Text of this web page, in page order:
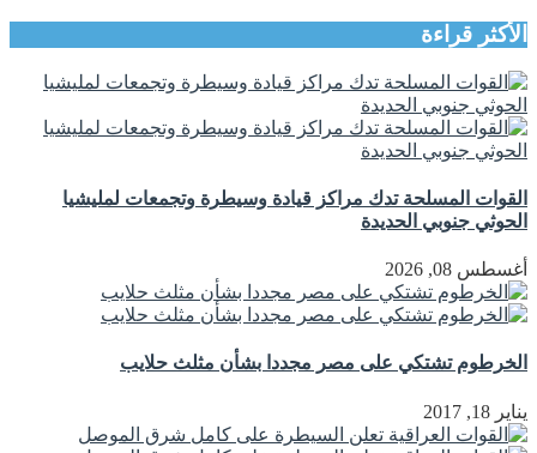
الأكثر قراءة
القوات المسلحة تدك مراكز قيادة وسيطرة وتجمعات لمليشيا
الحوثي جنوبي الحديدة
أغسطس 08, 2026
الخرطوم تشتكي على مصر مجددا بشأن مثلث حلايب
يناير 18, 2017